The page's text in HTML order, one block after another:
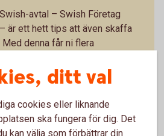
avtal – Swish Företag
är ett hett tips att även skaffa
denna får ni flera
i realtid och minska
och fördela arbetspass.
direkt i Swish
ditt val
cookies eller liknande
ska fungera för dig. Det
kan välja som förbättrar din